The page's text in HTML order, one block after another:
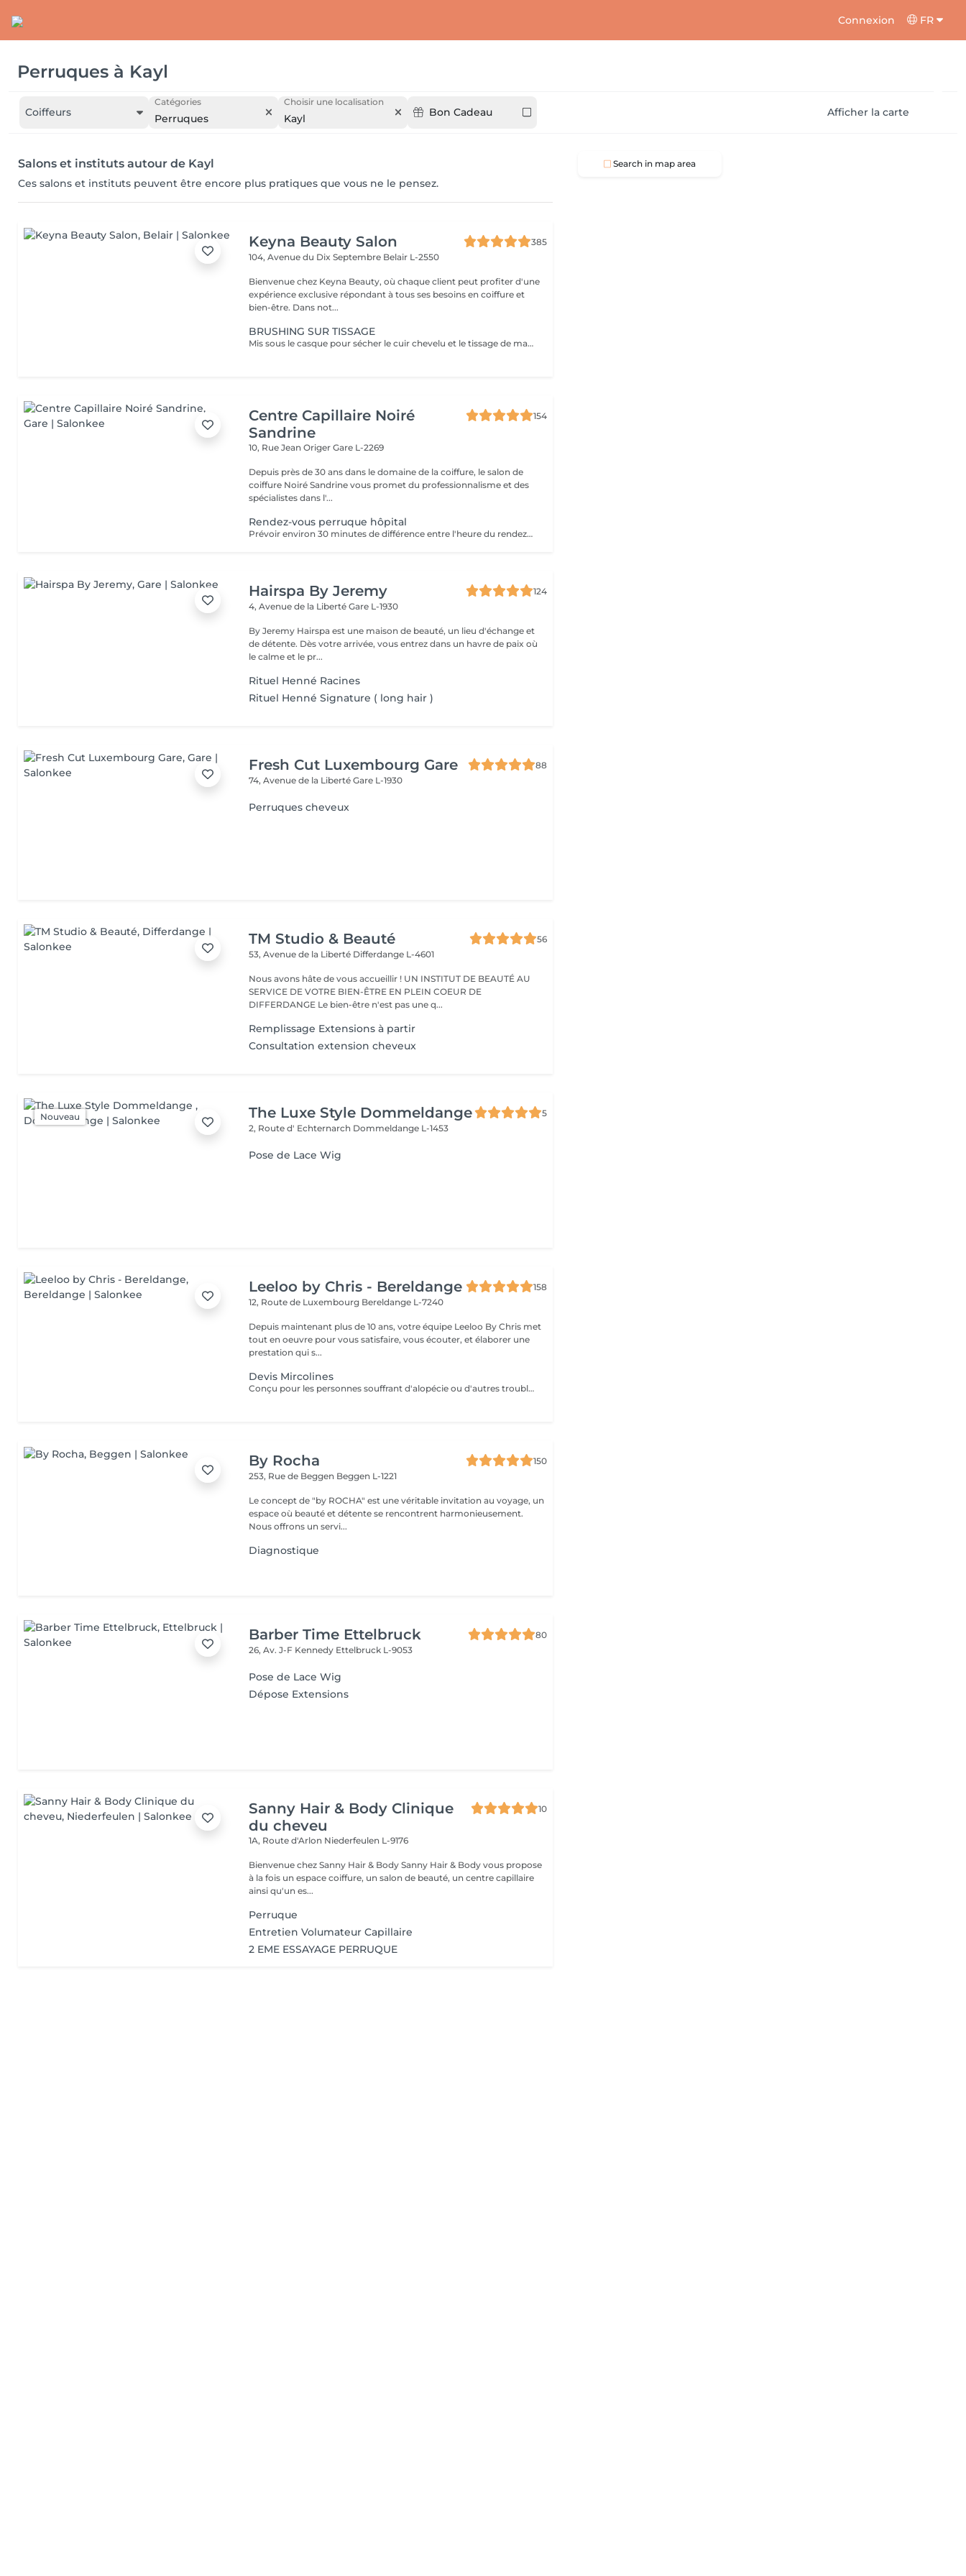
Connexion FR
Perruques à Kayl
Coiffeurs
Catégories
Perruques
Choisir une localisation
Kayl Bon Cadeau Afficher la carte
Salons et instituts autour de Kayl
Ces salons et instituts peuvent être encore plus pratiques que vous ne le pensez.
Keyna Beauty Salon
385
104, Avenue du Dix Septembre Belair L-2550
Bienvenue chez Keyna Beauty, où chaque client peut profiter d'une
expérience exclusive répondant à tous ses besoins en coiffure et
bien-être. Dans not...
BRUSHING SUR TISSAGE
Mis sous le casque pour sécher le cuir chevelu et le tissage de manière efficace et confortable. Un diagnostic sur mesure + shampooing nourrissant, masque hydratant ,coiffage sérum et fixation finale. Important: cheveux sans tresse ni noeuds à l'arrivée; tout noeuds ou tressage entraîne l'annulation et 50% de la prestation est retenu. Toute arrivée retardée de 15-30 minutes ou plus entraînera l'annulation automatique du rendez-vous.
Centre Capillaire Noiré
Sandrine
154
10, Rue Jean OrigerGare L-2269
Depuis près de 30 ans dans le domaine de la coiffure, le salon de
coiffure Noiré Sandrine vous promet du professionnalisme et des
spécialistes dans l'...
Rendez-vous perruque hôpital
Prévoir environ 30 minutes de différence entre l'heure du rendez-vous sur le planning et l'arrivée à l'hôpital (le temps nécessaire pour faire le déplacement)
Hairspa By Jeremy
124
4, Avenue de la LibertéGare L-1930
By Jeremy Hairspa est une maison de beauté, un lieu d'échange et
de détente. Dès votre arrivée, vous entrez dans un havre de paix où
le calme et le pr...
Rituel Henné Racines
Rituel Henné Signature ( long hair )
Fresh Cut Luxembourg Gare
88
74, Avenue de la LibertéGare L-1930
Perruques cheveux
TM Studio & Beauté
56
53, Avenue de la Liberté Differdange L-4601
Nous avons hâte de vous accueillir ! UN INSTITUT DE BEAUTÉ AU
SERVICE DE VOTRE BIEN-ÊTRE EN PLEIN COEUR DE
DIFFERDANGE Le bien-être n'est pas une q...
Remplissage Extensions à partir
Consultation extension cheveux
Nouveau The Luxe Style Dommeldange
5
2, Route d' Echternarch Dommeldange L-1453
Pose de Lace Wig
Leeloo by Chris - Bereldange
158
12, Route de Luxembourg Bereldange L-7240
Depuis maintenant plus de 10 ans, votre équipe Leeloo By Chris met
tout en oeuvre pour vous satisfaire, vous écouter, et élaborer une
prestation qui s...
Devis Mircolines
Conçu pour les personnes souffrant d'alopécie ou d'autres troubles capillaires génétiques, le système Microlines est un nouveau système révolutionnaire conçu pour vous donner les résultats que vous souhaitez Le Microlines dure plus de 2 ans et redonne de la longueur et du volume à vos cheveux pour que vous puissiez retrouver confiance en vous et changer votre vie C'est un système d'extension de cheveux avec un ruban invisible qui vous donnera la longueur et le volume dont vos cheveux ont besoin pour être beaux. Le Microlines est un correcteur anti-chute révolutionnaire, offrant les meilleurs résultats sur le marché
By Rocha
150
253, Rue de Beggen Beggen L-1221
Le concept de "by ROCHA" est une véritable invitation au voyage, un
espace où beauté et détente se rencontrent harmonieusement.
Nous offrons un servi...
Diagnostique
Barber Time Ettelbruck
80
26, Av. J-F Kennedy Ettelbruck L-9053
Pose de Lace Wig
Dépose Extensions
Sanny Hair & Body Clinique
du cheveu
10
1A, Route d'Arlon Niederfeulen L-9176
Bienvenue chez Sanny Hair & Body Sanny Hair & Body vous propose
à la fois un espace coiffure, un salon de beauté, un centre capillaire
ainsi qu'un es...
Perruque
Entretien Volumateur Capillaire
2 EME ESSAYAGE PERRUQUE
Search in map area